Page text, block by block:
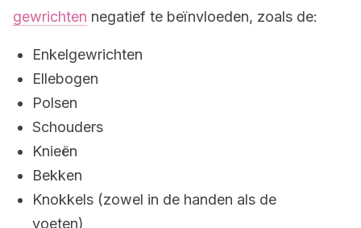
gewrichten negatief te beïnvloeden, zoals de:
Enkelgewrichten
Ellebogen
Polsen
Schouders
Knieën
Bekken
Knokkels (zowel in de handen als de
voeten)